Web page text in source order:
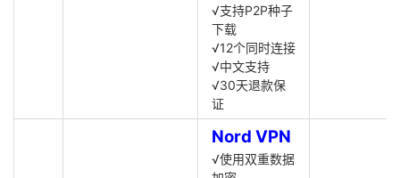
√支持P2P种子
下载
√12个同时连接
√中文支持
√30天退款保
证
Nord VPN
√使用双重数据